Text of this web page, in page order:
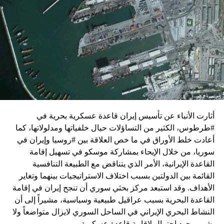
واشنطن للدفع بالمفاوضات والتوصل إلى اتفاق لوقف لإطلاق
النار في غزة.
ويبدو أن نتنياهو استبق زيارة بلينكن لإسرائيل بالتأكيد على أن
الضغوط يجب أن تتوجه إلى حماس، وليس على حكومته.
كما وقال بيان من مكتب نتنياهو إنه مصر على بقاء القوات
الإسرائيلية في محور فيلادلفيا “لمنع الإرهابيين من إعادة
التسلح”.
وفي هذا السياق، قال الكاتب والباحث السياسي الفلسطيني
جمال زقوت في حديث لـ”سكاي نيوز عربية”:
حماس ليست عقبة في المفاوضات وأي حديث من هذا
القبيل تجني على الموقف الفلسطيني.
المعضلة الأساسية هي أن نتنياهو يعرض المجتمع
الإسرائيلي والمنطقة للخطر.
حماس وافقت على الإطار الرئيسي الذي قدمه جو بايدن
أثارت الأنباء عن تأسيس إيران قاعدة عسكرية بحرية في
#طرطوس، الكثير من التساؤلات حيال خلفياتها ومدلولاتها، كما
أعادت خلط الأوراق في ما خص العلاقة بين #روسيا وإيران في
سوريا، من خلال الإيحاء بمشاركة موسكو في تسهيل إقامة
القاعدة الإيرانية، الأمر الذي يتناقض مع الطبيعة التنافسية
القائمة بين الدولتين بسبب اختلاف الاستراتيجيات بينهما وتغاير
الأهداف. وقد استبعد مركز بحثي سوري أن تنجح إيران في إقامة
القاعدة البحرية بسبب عراقيل طبيعية وسياسية، مشيراً إلى أن
النشاط البحري الإيراني في الساحل السوري لايزال متواضعاً ولا